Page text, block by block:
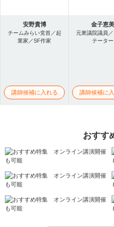
安野貴博
チームみらい党首／起
業家／SF作家
講師候補に入れる
金子恵美
元衆議院議員
テーター
講師候補に
おすす